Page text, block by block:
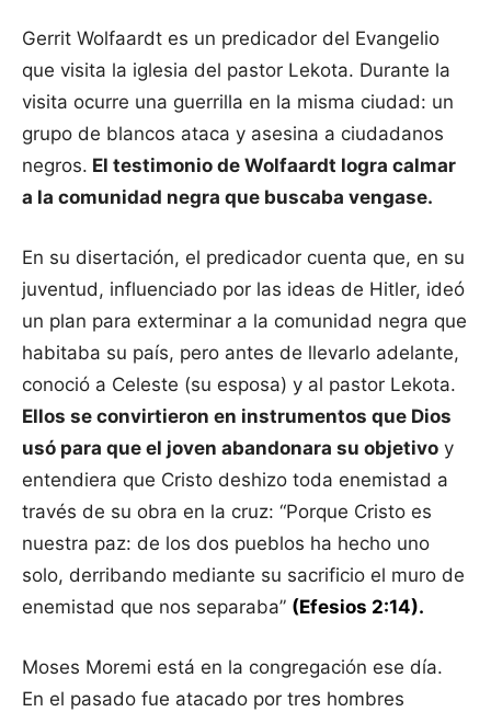
Gerrit Wolfaardt es un predicador del Evangelio
que visita la iglesia del pastor Lekota. Durante la
visita ocurre una guerrilla en la misma ciudad: un
grupo de blancos ataca y asesina a ciudadanos
negros. El testimonio de Wolfaardt logra calmar
a la comunidad negra que buscaba vengase.
En su disertación, el predicador cuenta que, en su
juventud, influenciado por las ideas de Hitler, ideó
un plan para exterminar a la comunidad negra que
habitaba su país, pero antes de llevarlo adelante,
conoció a Celeste (su esposa) y al pastor Lekota.
Ellos se convirtieron en instrumentos que Dios
usó para que el joven abandonara su objetivo y
entendiera que Cristo deshizo toda enemistad a
través de su obra en la cruz: “Porque Cristo es
nuestra paz: de los dos pueblos ha hecho uno
solo, derribando mediante su sacrificio el muro de
enemistad que nos separaba” (Efesios 2:14).
Moses Moremi está en la congregación ese día.
En el pasado fue atacado por tres hombres